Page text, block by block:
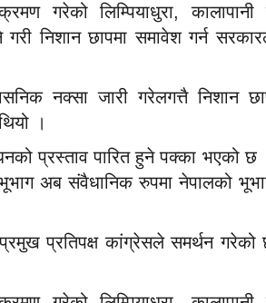
गरेको लिम्पियाधुरा, कालापानी
निशान छापमा समावेश गर्न
नक्सा जारी गरेलगत्तै निशान
।
प्रस्ताव पारित हुने पक्का भएको छ
अब संवैधानिक रुपमा नेपालको
प्रतिपक्ष कांग्रेसले समर्थन गरेको